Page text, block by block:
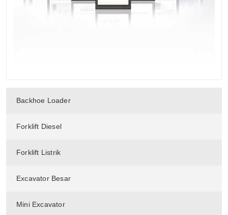
Backhoe Loader
Forklift Diesel
Forklift Listrik
Excavator Besar
Mini Excavator